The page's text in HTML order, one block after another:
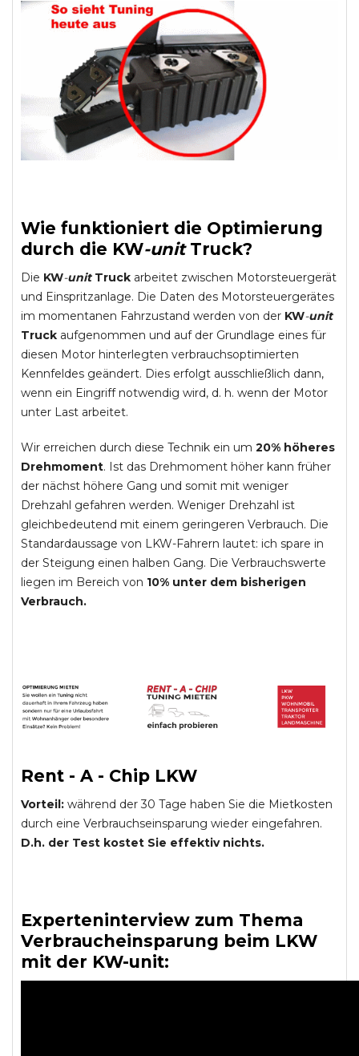
Wie funktioniert die Optimierung
durch die KW-unit Truck?
Die KW-unit Truck arbeitet zwischen Motorsteuergerät
und Einspritzanlage. Die Daten des Motorsteuergerätes
im momentanen Fahrzustand werden von der KW-unit
Truck aufgenommen und auf der Grundlage eines für
diesen Motor hinterlegten verbrauchsoptimierten
Kennfeldes geändert. Dies erfolgt ausschließlich dann,
wenn ein Eingriff notwendig wird, d. h. wenn der Motor
unter Last arbeitet.
Wir erreichen durch diese Technik ein um 20% höheres
Drehmoment. Ist das Drehmoment höher kann früher
der nächst höhere Gang und somit mit weniger
Drehzahl gefahren werden. Weniger Drehzahl ist
gleichbedeutend mit einem geringeren Verbrauch. Die
Standardaussage von LKW-Fahrern lautet: ich spare in
der Steigung einen halben Gang. Die Verbrauchswerte
liegen im Bereich von 10% unter dem bisherigen
Verbrauch.
Rent - A - Chip LKW
Vorteil: während der 30 Tage haben Sie die Mietkosten
durch eine Verbrauchseinsparung wieder eingefahren.
D.h. der Test kostet Sie effektiv nichts.
Experteninterview zum Thema
Verbraucheinsparung beim LKW
mit der KW-unit: